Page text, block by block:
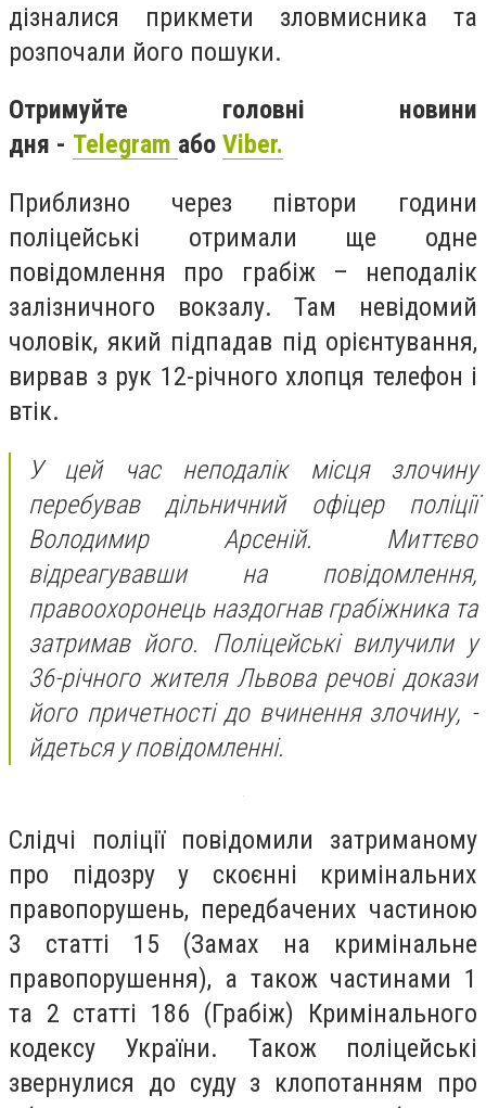
дізналися прикмети зловмисника та
розпочали його пошуки.
Отримуйте головні новини
дня - Telegram або Viber.
Приблизно через півтори години
поліцейські отримали ще одне
повідомлення про грабіж – неподалік
залізничного вокзалу. Там невідомий
чоловік, який підпадав під орієнтування,
вирвав з рук 12-річного хлопця телефон і
втік.
У цей час неподалік місця злочину
перебував дільничний офіцер поліції
Володимир Арсеній. Миттєво
відреагувавши на повідомлення,
правоохоронець наздогнав грабіжника та
затримав його. Поліцейські вилучили у
36-річного жителя Львова речові докази
його причетності до вчинення злочину, -
йдеться у повідомленні.
Слідчі поліції повідомили затриманому
про підозру у скоєнні кримінальних
правопорушень, передбачених частиною
3 статті 15 (Замах на кримінальне
правопорушення), а також частинами 1
та 2 статті 186 (Грабіж) Кримінального
кодексу України. Також поліцейські
звернулися до суду з клопотанням про